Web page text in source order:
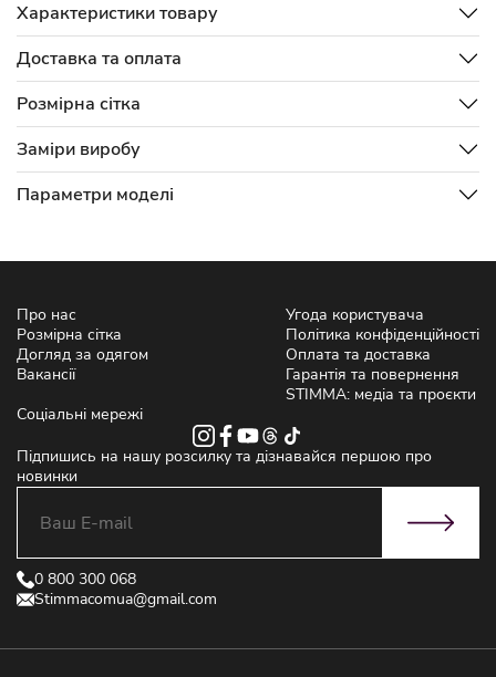
Характеристики товару
Доставка та оплата
Розмірна сітка
Заміри виробу
Параметри моделі
Про нас
Розмірна сітка
Догляд за одягом
Вакансії
Угода користувача
Політика конфіденційності
Оплата та доставка
Гарантія та повернення
STIMMA: медіа та проєкти
Соціальні мережі
Підпишись на нашу розсилку та дізнавайся першою про
новинки
0 800 300 068
Stimmacomua@gmail.com